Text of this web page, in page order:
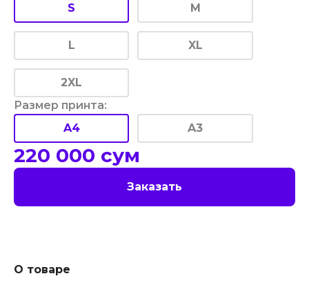
S
M
L XL
2XL
Размер принта:
A4
A3
220 000 сум
Заказать
О товаре